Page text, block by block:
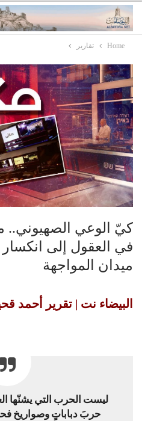
Home تقارير
كيّ الوعي الصهيوني..
في العقول إلى
ميدان المواجهة
البيضاء نت | تقرير أحمد
ليست الحرب التي يشنّها
حربَ دباباتٍ وصواريخ